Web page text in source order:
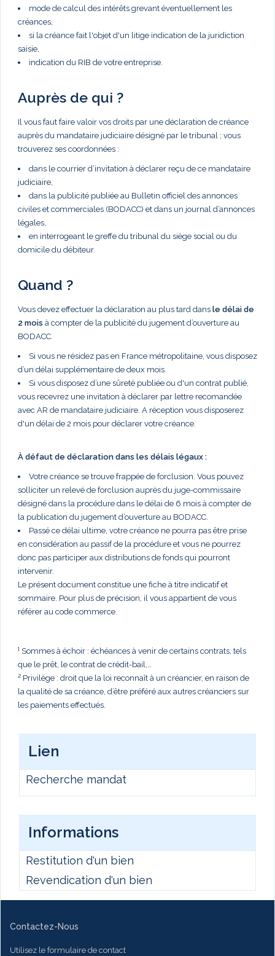
mode de calcul des intérêts grevant éventuellement les
créances,
si la créance fait l'objet d'un litige indication de la juridiction
saisie,
indication du RIB de votre entreprise.
Auprès de qui ?
Il vous faut faire valoir vos droits par une déclaration de créance
auprès du mandataire judiciaire désigné par le tribunal ; vous
trouverez ses coordonnées :
dans le courrier d’invitation à déclarer reçu de ce mandataire
judiciaire,
dans la publicité publiée au Bulletin officiel des annonces
civiles et commerciales (BODACC) et dans un journal d’annonces
légales,
en interrogeant le greffe du tribunal du siège social ou du
domicile du débiteur.
Quand ?
Vous devez effectuer la déclaration au plus tard dans le délai de
2 mois à compter de la publicité du jugement d’ouverture au
BODACC.
Si vous ne résidez pas en France métropolitaine, vous disposez
d’un délai supplémentaire de deux mois.
Si vous disposez d’une sûreté publiée ou d'un contrat publié,
vous recevrez une invitation à déclarer par lettre recomandée
avec AR de mandataire judiciaire. A réception vous disposerez
d'un délai de 2 mois pour déclarer votre créance.
À défaut de déclaration dans les délais légaux :
Votre créance se trouve frappée de forclusion. Vous pouvez
solliciter un relevé de forclusion auprès du juge-commissaire
désigné dans la procédure dans le délai de 6 mois à compter de
la publication du jugement d’ouverture au BODACC.
Passé ce délai ultime, votre créance ne pourra pas être prise
en considération au passif de la procédure et vous ne pourrez
donc pas participer aux distributions de fonds qui pourront
intervenir.
Le présent document constitue une fiche à titre indicatif et
sommaire. Pour plus de précision, il vous appartient de vous
référer au code commerce.
¹ Sommes à échoir : échéances à venir de certains contrats, tels
que le prêt, le contrat de crédit-bail,…
² Privilège : droit que la loi reconnaît à un créancier, en raison de
la qualité de sa créance, d’être préféré aux autres créanciers sur
les paiements effectués.
Lien
Recherche mandat
Informations
Restitution d'un bien
Revendication d'un bien
Contactez-Nous
Utilisez le formulaire de contact